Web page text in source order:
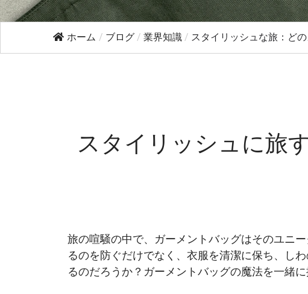
ホーム / ブログ / 業界知識 / スタイリッシュな旅：どの
スタイリッシュに旅
旅の喧騒の中で、ガーメントバッグはそのユニ
るのを防ぐだけでなく、衣服を清潔に保ち、し
るのだろうか？ガーメントバッグの魔法を一緒に